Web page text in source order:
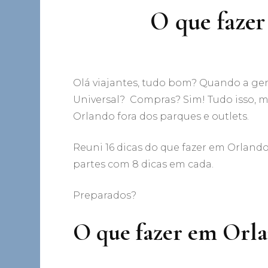
O que
Olá viajantes, tudo bom? Quando a
Universal? Compras? Sim! Tudo isso,
Orlando fora dos parques e outlets.
Reuni 16 dicas do que fazer em
partes com 8 dicas em cada.
Preparados?
O que fazer em